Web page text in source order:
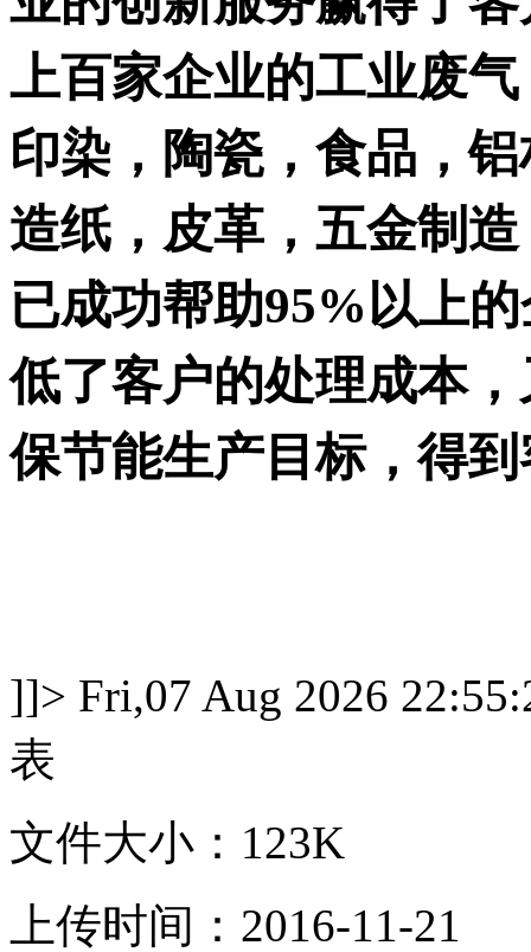
上百家企业的工业废
印染，陶瓷，食品，
造纸，皮革，五金制
已成功帮助95%以上
低了客户的处理成本
保节能生产目标，得
]]> Fri,07 Aug 2026
表
文件大小：123K
上传时间：2016-11-21